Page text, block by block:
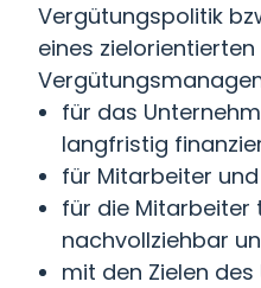
Vergütungspolitik
eines zielorientierten
für das
langfristig
für Mitarbeiter
für die Mitarbeiter
nachvollziehbar
mit den Zielen